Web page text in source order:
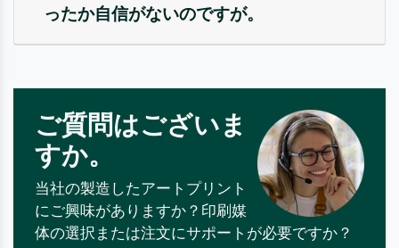
ったか自信がないのですが。
ご質問はございま
すか。
当社の製造したアートプリント
にご興味がありますか？印刷媒
体の選択または注文にサポートが必要ですか？